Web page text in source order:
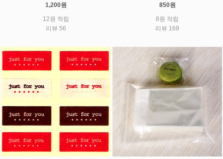
1,200원
12원 적립
리뷰 56
850원
8원 적립
리뷰 169